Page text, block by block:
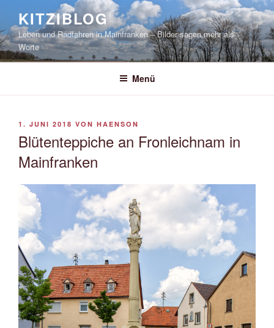
springen
KITZIBLOG
Leben und Radfahren in Mainfranken – Bilder sagen mehr als
Worte
Menü
VERÖFFENTLICHT
1. JUNI 2018 VON HAENSON
Blütenteppiche an Fronleichnam in
Mainfranken